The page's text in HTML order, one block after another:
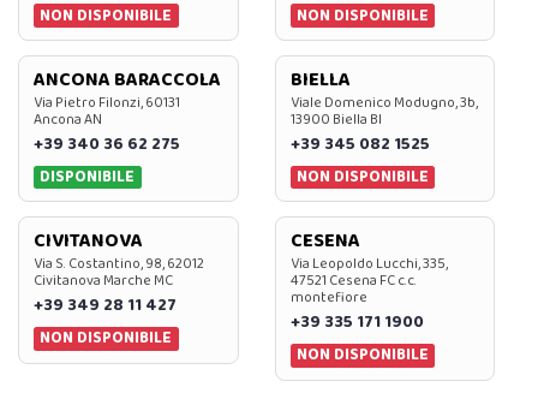
NON DISPONIBILE
NON DISPONIBILE
ANCONA BARACCOLA
Via Pietro Filonzi, 60131
Ancona AN
+39 340 36 62 275
DISPONIBILE
BIELLA
Viale Domenico Modugno, 3b,
13900 Biella BI
+39 345 082 1525
NON DISPONIBILE
CIVITANOVA
Via S. Costantino, 98, 62012
Civitanova Marche MC
+39 349 28 11 427
NON DISPONIBILE
CESENA
Via Leopoldo Lucchi, 335,
47521 Cesena FC c.c.
montefiore
+39 335 171 1900
NON DISPONIBILE